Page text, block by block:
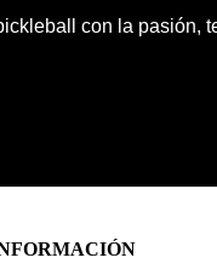
con la pasión,